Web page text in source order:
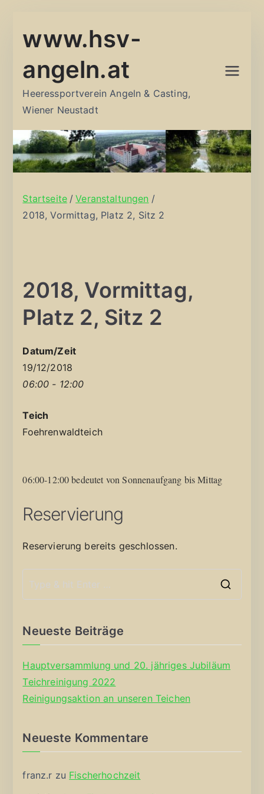
Inhalt
www.hsv-
angeln.at
Heeressportverein Angeln & Casting,
Wiener Neustadt
Startseite
Veranstaltungen
2018, Vormittag, Platz 2, Sitz 2
2018, Vormittag,
Platz 2, Sitz 2
Datum/Zeit
19/12/2018
06:00 - 12:00
Teich
Foehrenwaldteich
06:00-12:00 bedeutet von Sonnenaufgang bis Mittag
Reservierung
Reservierung bereits geschlossen.
Neueste Beiträge
Hauptversammlung und 20. jähriges Jubiläum
Teichreinigung 2022
Reinigungsaktion an unseren Teichen
Neueste Kommentare
franz.r zu Fischerhochzeit